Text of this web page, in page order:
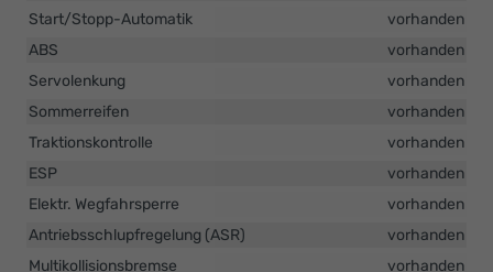
Start/Stopp-Automatik
vorhanden
ABS
vorhanden
Servolenkung
vorhanden
Sommerreifen
vorhanden
Traktionskontrolle
vorhanden
ESP
vorhanden
Elektr. Wegfahrsperre
vorhanden
Antriebsschlupfregelung (ASR)
vorhanden
Multikollisionsbremse
vorhanden